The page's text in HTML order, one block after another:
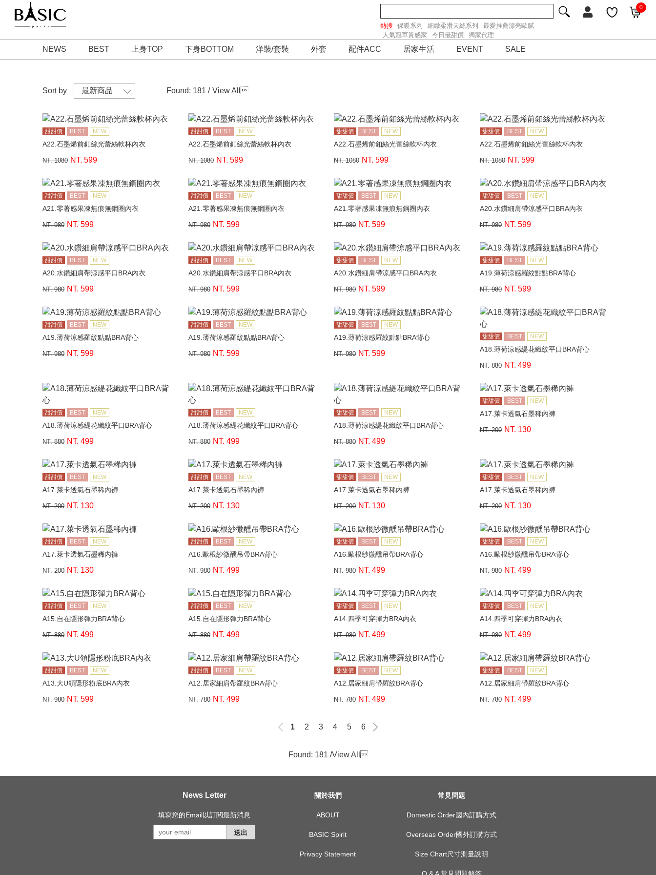
0
NEWS BEST 上身TOP 下身BOTTOM 洋裝/套裝 外套 配件ACC 居家生活 EVENT SALE
熱搜 保暖系列 細緻柔滑天絲系列
最愛推薦漂亮歐膩
人氣冠軍質感家
今日最甜價 獨家代理
Sort by Found: 181 / View All 
甜甜價 BEST NEW
A22.石墨烯前釦絲光蕾絲軟杯內衣
NT. 1080 NT. 599
甜甜價 BEST NEW
A22.石墨烯前釦絲光蕾絲軟杯內衣
NT. 1080 NT. 599
甜甜價 BEST NEW
A22.石墨烯前釦絲光蕾絲軟杯內衣
NT. 1080 NT. 599
甜甜價 BEST NEW
A22.石墨烯前釦絲光蕾絲軟杯內衣
NT. 1080 NT. 599
甜甜價 BEST NEW
A21.零著感果凍無痕無鋼圈內衣
NT. 980 NT. 599
甜甜價 BEST NEW
A21.零著感果凍無痕無鋼圈內衣
NT. 980 NT. 599
甜甜價 BEST NEW
A21.零著感果凍無痕無鋼圈內衣
NT. 980 NT. 599
甜甜價 BEST NEW
A20.水鑽細肩帶涼感平口BRA內衣
NT. 980 NT. 599
甜甜價 BEST NEW
A20.水鑽細肩帶涼感平口BRA內衣
NT. 980 NT. 599
甜甜價 BEST NEW
A20.水鑽細肩帶涼感平口BRA內衣
NT. 980 NT. 599
甜甜價 BEST NEW
A20.水鑽細肩帶涼感平口BRA內衣
NT. 980 NT. 599
甜甜價 BEST NEW
A19.薄荷涼感羅紋點點BRA背心
NT. 980 NT. 599
甜甜價 BEST NEW
A19.薄荷涼感羅紋點點BRA背心
NT. 980 NT. 599
甜甜價 BEST NEW
A19.薄荷涼感羅紋點點BRA背心
NT. 980 NT. 599
甜甜價 BEST NEW
A19.薄荷涼感羅紋點點BRA背心
NT. 980 NT. 599
甜甜價 BEST NEW
A18.薄荷涼感緹花織紋平口BRA背心
NT. 880 NT. 499
甜甜價 BEST NEW
A18.薄荷涼感緹花織紋平口BRA背心
NT. 880 NT. 499
甜甜價 BEST NEW
A18.薄荷涼感緹花織紋平口BRA背心
NT. 880 NT. 499
甜甜價 BEST NEW
A18.薄荷涼感緹花織紋平口BRA背心
NT. 880 NT. 499
甜甜價 BEST NEW
A17.萊卡透氣石墨稀內褲
NT. 200 NT. 130
甜甜價 BEST NEW
A17.萊卡透氣石墨稀內褲
NT. 200 NT. 130
甜甜價 BEST NEW
A17.萊卡透氣石墨稀內褲
NT. 200 NT. 130
甜甜價 BEST NEW
A17.萊卡透氣石墨稀內褲
NT. 200 NT. 130
甜甜價 BEST NEW
A17.萊卡透氣石墨稀內褲
NT. 200 NT. 130
甜甜價 BEST NEW
A17.萊卡透氣石墨稀內褲
NT. 200 NT. 130
甜甜價 BEST NEW
A16.歐根紗微醺吊帶BRA背心
NT. 980 NT. 499
甜甜價 BEST NEW
A16.歐根紗微醺吊帶BRA背心
NT. 980 NT. 499
甜甜價 BEST NEW
A16.歐根紗微醺吊帶BRA背心
NT. 980 NT. 499
甜甜價 BEST NEW
A15.自在隱形彈力BRA背心
NT. 880 NT. 499
甜甜價 BEST NEW
A15.自在隱形彈力BRA背心
NT. 880 NT. 499
甜甜價 BEST NEW
A14.四季可穿彈力BRA內衣
NT. 980 NT. 499
甜甜價 BEST NEW
A14.四季可穿彈力BRA內衣
NT. 980 NT. 499
甜甜價 BEST NEW
A13.大U領隱形粉底BRA內衣
NT. 980 NT. 599
甜甜價 BEST NEW
A12.居家細肩帶羅紋BRA背心
NT. 780 NT. 499
甜甜價 BEST NEW
A12.居家細肩帶羅紋BRA背心
NT. 780 NT. 499
甜甜價 BEST NEW
A12.居家細肩帶羅紋BRA背心
NT. 780 NT. 499
1 2 3 4 5 6
Found: 181 /View All 
News Letter
填寫您的Email以訂閱最新消息
送出
關於我們
ABOUT
BASIC Spirit
Privacy Statement
常見問題
Domestic Order國內訂購方式
Overseas Order國外訂購方式
Size Chart尺寸測量說明